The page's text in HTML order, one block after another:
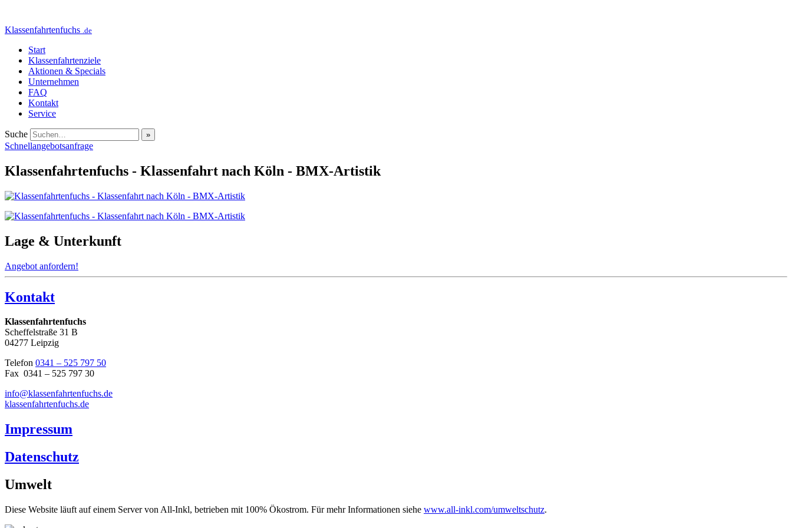
Klassenfahrtenfuchs .de
Start
Klassenfahrtenziele
Aktionen & Specials
Unternehmen
FAQ
Kontakt
Service
Suche
Schnellangebotsanfrage
Klassenfahrtenfuchs - Klassenfahrt nach Köln - BMX-Artistik
Lage & Unterkunft
Angebot anfordern!
Kontakt
Klassenfahrtenfuchs
Scheffelstraße 31 B
04277 Leipzig
Telefon 0341 – 525 797 50
Fax 0341 – 525 797 30
info@klassenfahrtenfuchs.de
klassenfahrtenfuchs.de
Impressum
Datenschutz
Umwelt
Diese Website läuft auf einem Server von All-Inkl, betrieben mit 100% Ökostrom. Für mehr Informationen siehe www.all-inkl.com/umweltschutz.